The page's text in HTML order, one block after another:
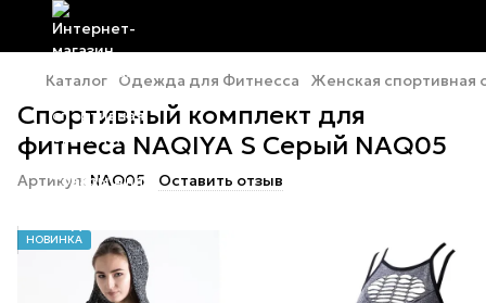
Каталог Одежда для Фитнесса Женская спортивная
Спортивный комплект для
фитнеса NAQIYA S Серый NAQ05
Артикул: NAQ05 Оставить отзыв
НОВИНКА